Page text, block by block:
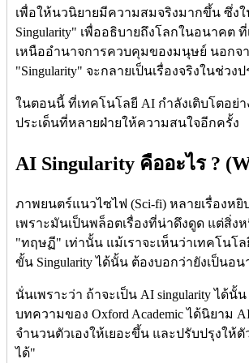
เพื่อให้นวนิยายมีความสมจริงมากขึ้น ซึ่งใน
Singularity" เพื่ออธิบายถึงโลกในอนาคต
เหนืออำนาจการควบคุมของมนุษย์ นอกจา
"Singularity" จะกลายเป็นเรื่องจริงในช่วง
ในตอนนี้ ที่เทคโนโลยี AI กำลังเติบโตอย่
ประเด็นที่หลายฝ่ายให้ความสนใจอีกครั้ง
AI Singularity คืออะไร ?
ภาพยนตร์แนวไซไฟ (Sci-fi) หลายเรื่องห
เพราะมันเป็นพล็อตเรื่องที่น่าดึงดูด แต่สิ่ง
"ทฤษฏี" เท่านั้น แม้เราจะเห็นว่าเทคโนโ
ขั้น Singularity ได้นั้น ต้องบอกว่ายังเป็น
นั่นเพราะว่า ถ้าจะเป็น AI singularity ได้
บทความของ Oxford Academic ได้นิยาม
จำนวนตัวเองให้เยอะขึ้น และปรับปรุงใ
ได้"